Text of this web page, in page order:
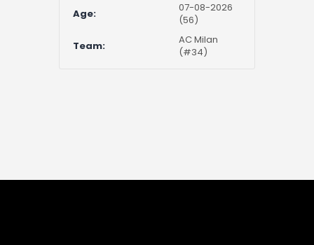
Age:
07-08-2026
(56)
Team:
AC Milan
(#34)